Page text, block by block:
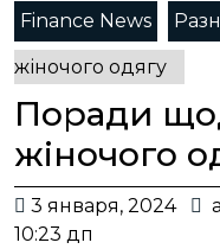
Finance News
жіночого одягу
Поради
жіночого
3 января, 2024
3
10:23 дп